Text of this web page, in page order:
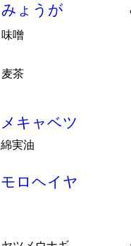
みょうが
味噌
麦茶
メキャベツ
綿実油
モロヘイヤ